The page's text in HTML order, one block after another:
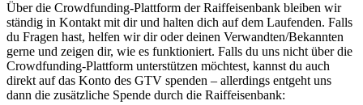
Über die Crowdfunding-Plattform der Raiffeisenbank bleiben wir
ständig in Kontakt mit dir und halten dich auf dem Laufenden. Falls
du Fragen hast, helfen wir dir oder deinen Verwandten/Bekannten
gerne und zeigen dir, wie es funktioniert. Falls du uns nicht über die
Crowdfunding-Plattform unterstützen möchtest, kannst du auch
direkt auf das Konto des GTV spenden – allerdings entgeht uns
dann die zusätzliche Spende durch die Raiffeisenbank: